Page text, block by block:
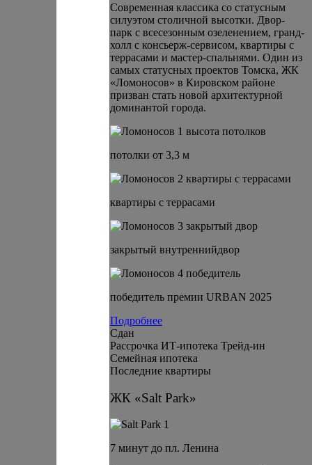
Современная классика со статусным
силуэтом столичной высотки. Двор-
парк с всесезонным озеленением, гранд-
холл с консьерж-сервисом, квартиры с
террасами и мастер-спальнями. Один из
самых статусных проектов Томска, ЖК
«Ломоносов» в Кировском районе
призван стать новой архитектурной
доминантой города.
потолки от 3,3 м
квартиры с террасами
закрытый внутреннийдвор
победитель премии URBAN 2025
Подробнее
Сдан
Рассрочка ИТ-ипотека Трейд-ин
Семейная ипотека
Последние квартиры
ЖК «Salt Park»
7 минут до пл. Ленина